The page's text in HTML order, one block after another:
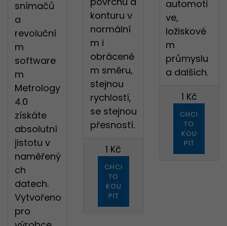
snímačů
a
revoluční
m
software
m
Metrology
4.0
získáte
absolutní
jistotu v
naměřený
ch
datech.
Vytvořeno
pro
konturu v
normální
m i
obrácené
m směru,
stejnou
rychlostí,
se stejnou
přesností.
1 Kč
CHCI
TO
KOU
PIT
automoti
ve,
ložiskové
m
průmyslu
a dalších.
1 Kč
CHCI
TO
KOU
PIT